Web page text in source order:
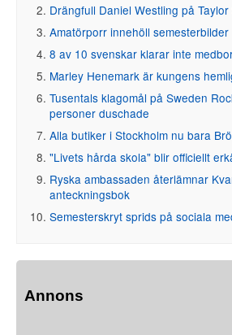
Drängfull Daniel Westling på
Amatörporr innehöll semesterbilder
8 av 10 svenskar klarar inte
Marley Henemark är kungens
Tusentals klagomål på Sweden
personer duschade
Alla butiker i Stockholm nu bara
"Livets hårda skola" blir officiellt
Ryska ambassaden återlämnar
anteckningsbok
Semesterskryt sprids på sociala
Annons